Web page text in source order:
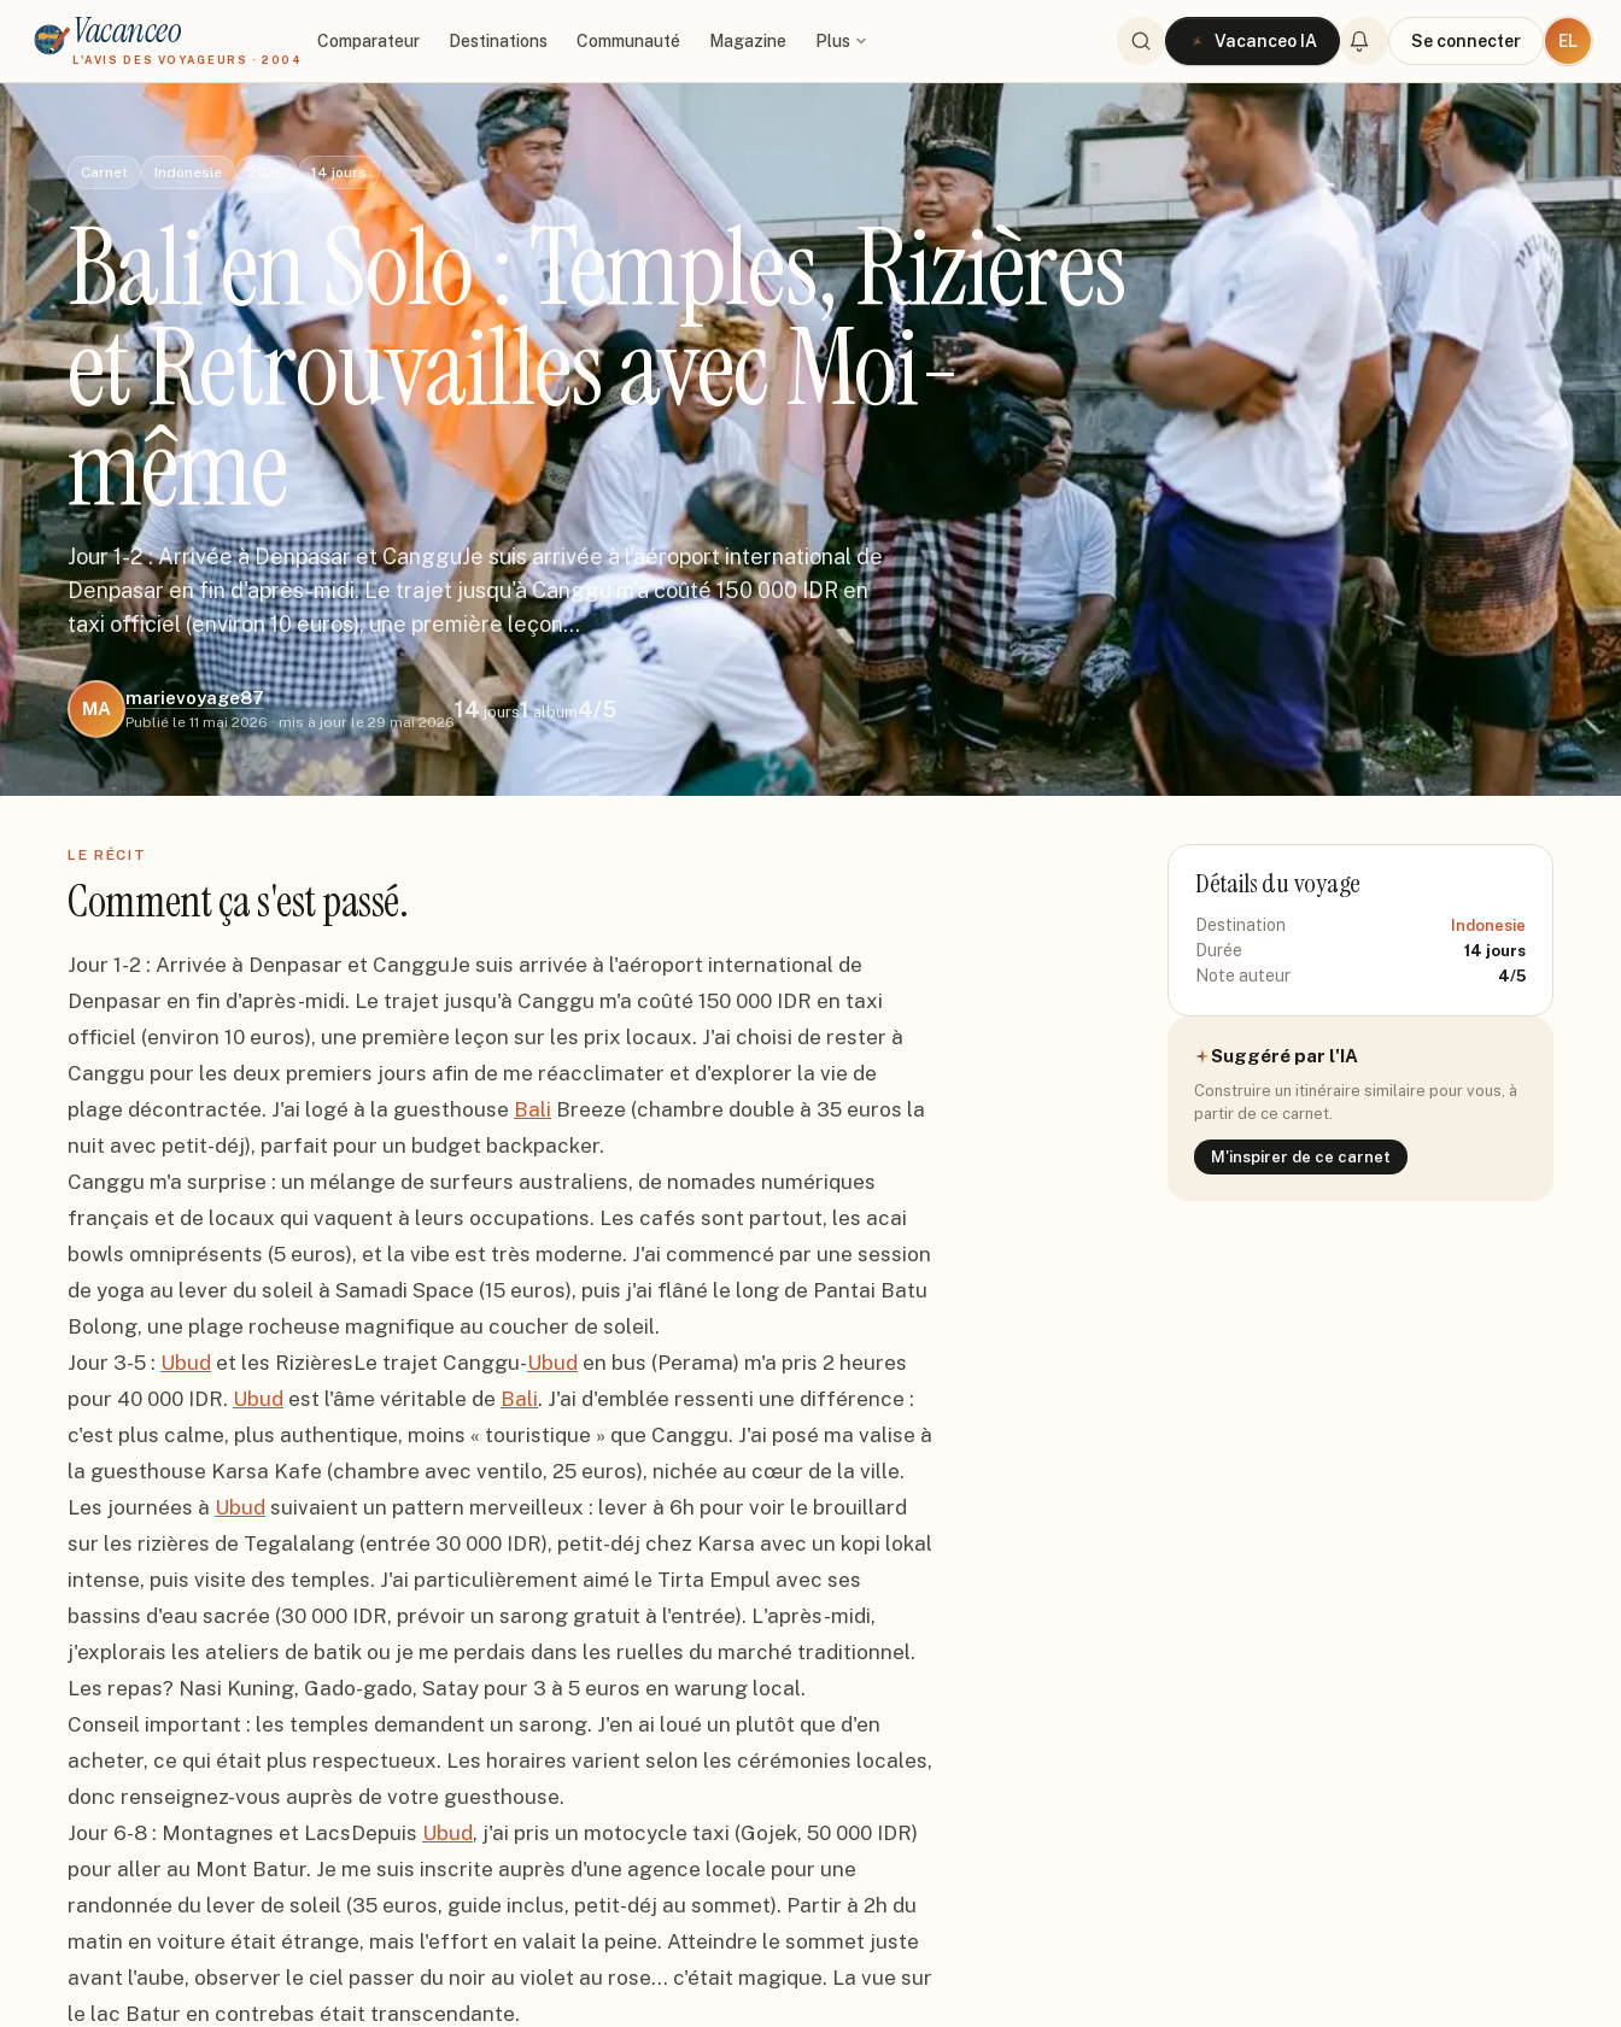
Vacanceo
L'AVIS DES VOYAGEURS · 2004
Comparateur Destinations Communauté Magazine Plus Vacanceo IA Se connecter EL
Carnet Indonesie 14jours
Bali en Solo : Temples, Rizières
et Retrouvailles avec Moi-
même
Jour 1-2 : Arrivée à Denpasar et CangguJe suis arrivée à l'aéroport international de
Denpasar en fin d'après-midi. Le trajet jusqu'à Canggu m'a coûté 150 000 IDR en
taxi officiel (environ 10 euros), une première leçon…
MA
marievoyage87
Publié le 11 mai 2026 · mis à jour le 29 mai 2026
14 jours1album4/5
LE RÉCIT
Comment ça s'est passé.
Jour 1-2 : Arrivée à Denpasar et CangguJe suis arrivée à l'aéroport international de
Denpasar en fin d'après-midi. Le trajet jusqu'à Canggu m'a coûté 150 000 IDR en taxi
officiel (environ 10 euros), une première leçon sur les prix locaux. J'ai choisi de rester à
Canggu pour les deux premiers jours afin de me réacclimater et d'explorer la vie de
plage décontractée. J'ai logé à la guesthouse Bali Breeze (chambre double à 35 euros la
nuit avec petit-déj), parfait pour un budget backpacker.
Canggu m'a surprise : un mélange de surfeurs australiens, de nomades numériques
français et de locaux qui vaquent à leurs occupations. Les cafés sont partout, les acai
bowls omniprésents (5 euros), et la vibe est très moderne. J'ai commencé par une session
de yoga au lever du soleil à Samadi Space (15 euros), puis j'ai flâné le long de Pantai Batu
Bolong, une plage rocheuse magnifique au coucher de soleil.
Jour 3-5 : Ubud et les RizièresLe trajet Canggu-Ubud en bus (Perama) m'a pris 2 heures
pour 40 000 IDR. Ubud est l'âme véritable de Bali. J'ai d'emblée ressenti une différence :
c'est plus calme, plus authentique, moins « touristique » que Canggu. J'ai posé ma valise à
la guesthouse Karsa Kafe (chambre avec ventilo, 25 euros), nichée au cœur de la ville.
Les journées à Ubud suivaient un pattern merveilleux : lever à 6h pour voir le brouillard
sur les rizières de Tegalalang (entrée 30 000 IDR), petit-déj chez Karsa avec un kopi lokal
intense, puis visite des temples. J'ai particulièrement aimé le Tirta Empul avec ses
bassins d'eau sacrée (30 000 IDR, prévoir un sarong gratuit à l'entrée). L'après-midi,
j'explorais les ateliers de batik ou je me perdais dans les ruelles du marché traditionnel.
Les repas? Nasi Kuning, Gado-gado, Satay pour 3 à 5 euros en warung local.
Conseil important : les temples demandent un sarong. J'en ai loué un plutôt que d'en
acheter, ce qui était plus respectueux. Les horaires varient selon les cérémonies locales,
donc renseignez-vous auprès de votre guesthouse.
Jour 6-8 : Montagnes et LacsDepuis Ubud, j'ai pris un motocycle taxi (Gojek, 50 000 IDR)
pour aller au Mont Batur. Je me suis inscrite auprès d'une agence locale pour une
randonnée du lever de soleil (35 euros, guide inclus, petit-déj au sommet). Partir à 2h du
matin en voiture était étrange, mais l'effort en valait la peine. Atteindre le sommet juste
avant l'aube, observer le ciel passer du noir au violet au rose... c'était magique. La vue sur
le lac Batur en contrebas était transcendante.
Détails du voyage
Destination Indonesie
Durée 14 jours
Note auteur 4/5
Suggéré par l'IA
Construire un itinéraire similaire pour vous, à
partir de ce carnet.
M'inspirer de ce carnet